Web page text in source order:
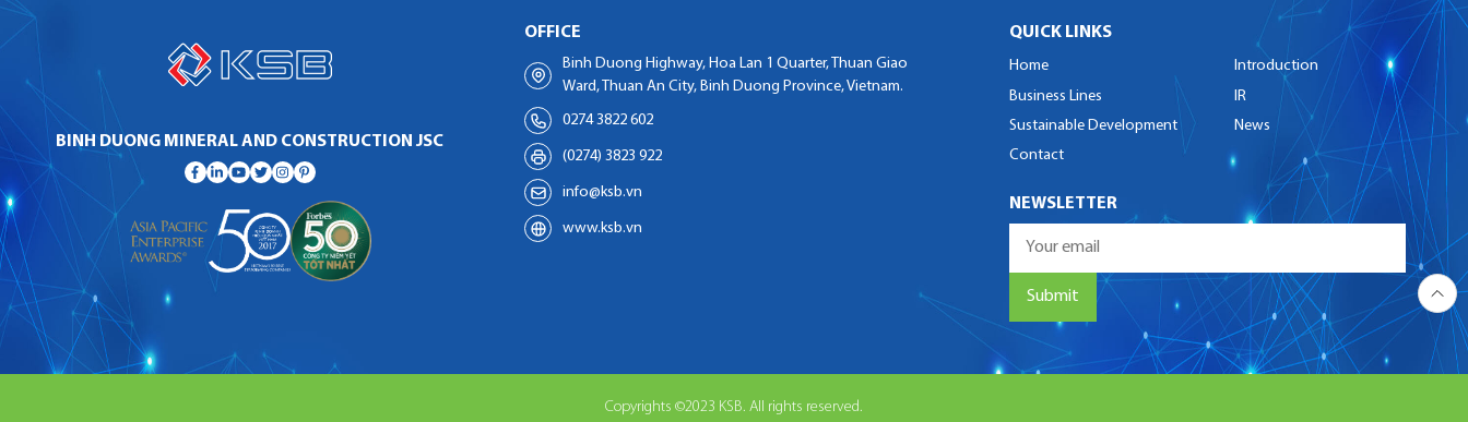
BINH DUONG MINERAL AND CONSTRUCTION JSC
OFFICE
Binh Duong Highway, Hoa Lan 1 Quarter, Thuan Giao
Ward, Thuan An City, Binh Duong Province, Vietnam.
0274 3822 602
(0274) 3823 922
info@ksb.vn
www.ksb.vn
QUICK LINKS
Home
Introduction
Business Lines
IR
Sustainable Development
News
Contact
NEWSLETTER
Copyrights ©2023 KSB. All rights reserved.